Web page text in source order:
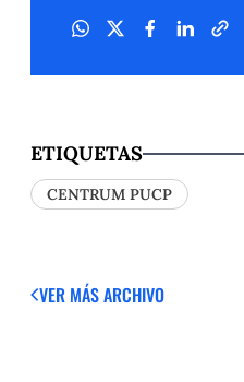
ETIQUETAS
CENTRUM PUCP
VER MÁSARCHIVO